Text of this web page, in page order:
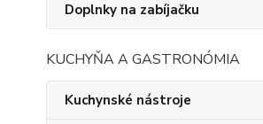
Doplnky na zabíjačku
KUCHYŇA A GASTRONÓMIA
Kuchynské nástroje